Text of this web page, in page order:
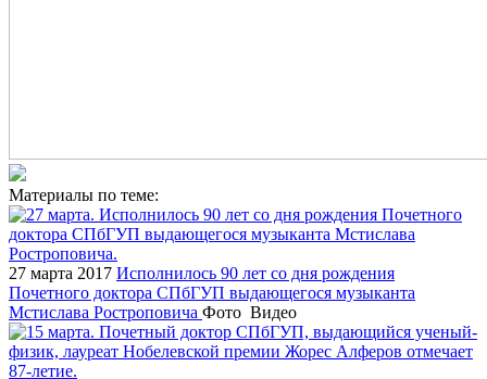
Материалы по теме:
27 марта 2017 Исполнилось 90 лет со дня рождения
Почетного доктора СПбГУП выдающегося музыканта
Мстислава Ростроповича Фото Видео